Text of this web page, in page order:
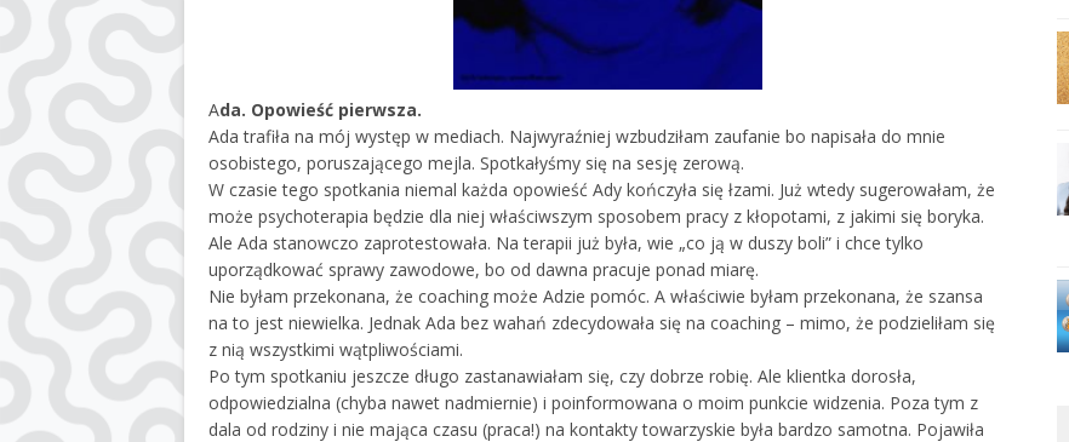
Ada. Opowieść pierwsza.
Ada trafiła na mój występ w mediach. Najwyraźniej wzbudziłam zaufanie bo napisała do mnie
osobistego, poruszającego mejla. Spotkałyśmy się na sesję zerową.
W czasie tego spotkania niemal każda opowieść Ady kończyła się łzami. Już wtedy sugerowałam, że
może psychoterapia będzie dla niej właściwszym sposobem pracy z kłopotami, z jakimi się boryka.
Ale Ada stanowczo zaprotestowała. Na terapii już była, wie „co ją w duszy boli” i chce tylko
uporządkować sprawy zawodowe, bo od dawna pracuje ponad miarę.
Nie byłam przekonana, że coaching może Adzie pomóc. A właściwie byłam przekonana, że szansa
na to jest niewielka. Jednak Ada bez wahań zdecydowała się na coaching – mimo, że podzieliłam się
z nią wszystkimi wątpliwościami.
Po tym spotkaniu jeszcze długo zastanawiałam się, czy dobrze robię. Ale klientka dorosła,
odpowiedzialna (chyba nawet nadmiernie) i poinformowana o moim punkcie widzenia. Poza tym z
dala od rodziny i nie mająca czasu (praca!) na kontakty towarzyskie była bardzo samotna. Pojawiła